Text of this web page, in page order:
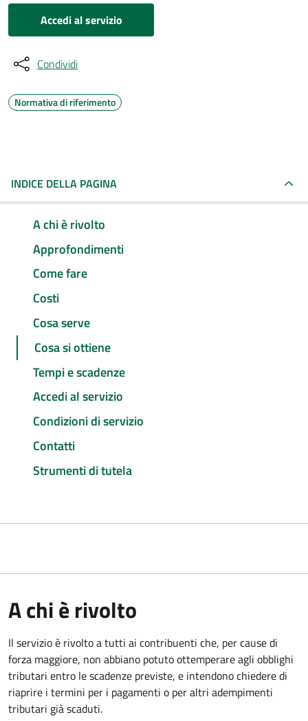
Accedi al servizio
Condividi
Normativa di riferimento
INDICE DELLA PAGINA
A chi è rivolto
Approfondimenti
Come fare
Costi
Cosa serve
Cosa si ottiene
Tempi e scadenze
Accedi al servizio
Condizioni di servizio
Contatti
Strumenti di tutela
A chi è rivolto
Il servizio è rivolto a tutti ai contribuenti che, per cause di
forza maggiore, non abbiano potuto ottemperare agli obblighi
tributari entro le scadenze previste, e intendono chiedere di
riaprire i termini per i pagamenti o per altri adempimenti
tributari già scaduti.